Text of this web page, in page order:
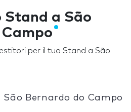
a São
per il tuo Stand a São
Bernardo do Campo